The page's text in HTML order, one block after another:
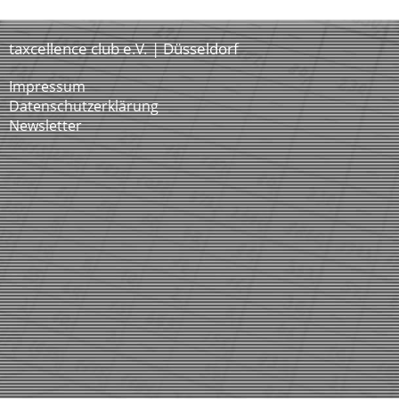
taxcellence club e.V. | Düsseldorf
Impressum
Datenschutzerklärung
Newsletter